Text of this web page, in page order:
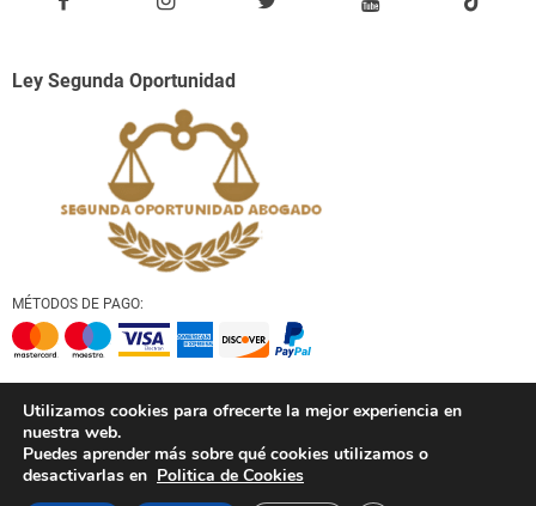
Ley Segunda Oportunidad
MÉTODOS DE PAGO:
© Derechos de autor 2026. Todos los derechos reservados
Utilizamos cookies para ofrecerte la mejor experiencia en
nuestra web.
Puedes aprender más sobre qué cookies utilizamos o
desactivarlas en Politica de Cookies